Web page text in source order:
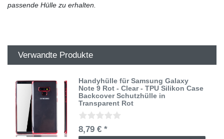
passende Hülle zu erhalten.
Verwandte Produkte
Handyhülle für Samsung Galaxy
Note 9 Rot - Clear - TPU Silikon Case
Backcover Schutzhülle in
Transparent Rot
8,79 € *